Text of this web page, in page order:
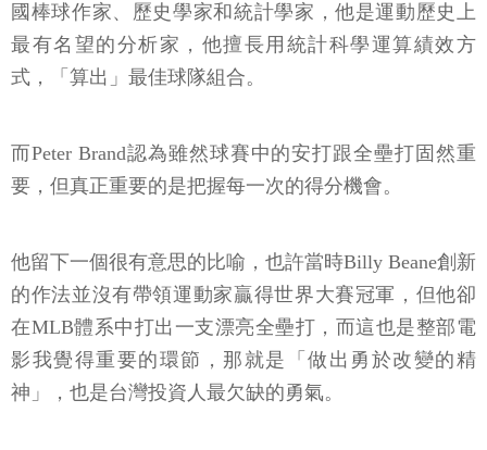
國棒球作家、歷史學家和統計學家，他是運動歷史上
最有名望的分析家，他擅長用統計科學運算績效方
式，「算出」最佳球隊組合。
而Peter Brand認為雖然球賽中的安打跟全壘打固然重
要，但真正重要的是把握每一次的得分機會。
他留下一個很有意思的比喻，也許當時Billy Beane創新
的作法並沒有帶領運動家贏得世界大賽冠軍，但他卻
在MLB體系中打出一支漂亮全壘打，而這也是整部電
影我覺得重要的環節，那就是「做出勇於改變的精
神」，也是台灣投資人最欠缺的勇氣。